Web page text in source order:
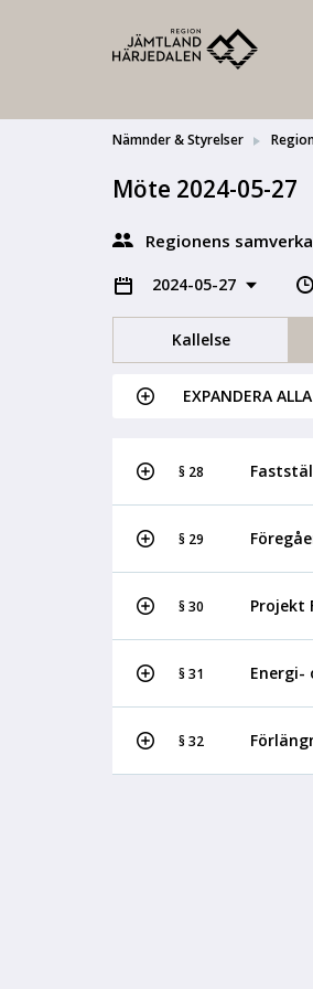
Nämnder & Styrelser
Möte 2024-05-27
Regionens
2024-05-27
Kallelse
EXPANDERA ALLA
§ 28
§ 29
§ 30 Projekt
§ 31 Energi-
§ 32